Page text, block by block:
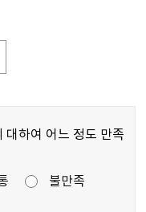
대하여 어느 정도 만족
불만족